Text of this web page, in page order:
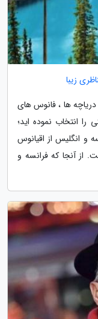
زیبا
دریاچه ها ، فانوس های
انتخاب نموده اید؛
و انگلیس از اقیانوس
از آنجا که فرانسه و